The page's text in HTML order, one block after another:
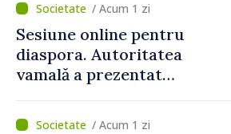
/ Acum 1 zi
Sesiune online pentru
diaspora. Autoritatea
vamală a prezentat
revenirea în țară
/ Acum 1 zi